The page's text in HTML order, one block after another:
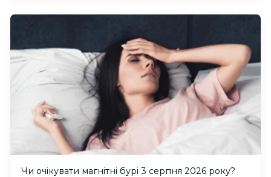
Чи очікувати магнітні бурі 3 серпня 2026 року?